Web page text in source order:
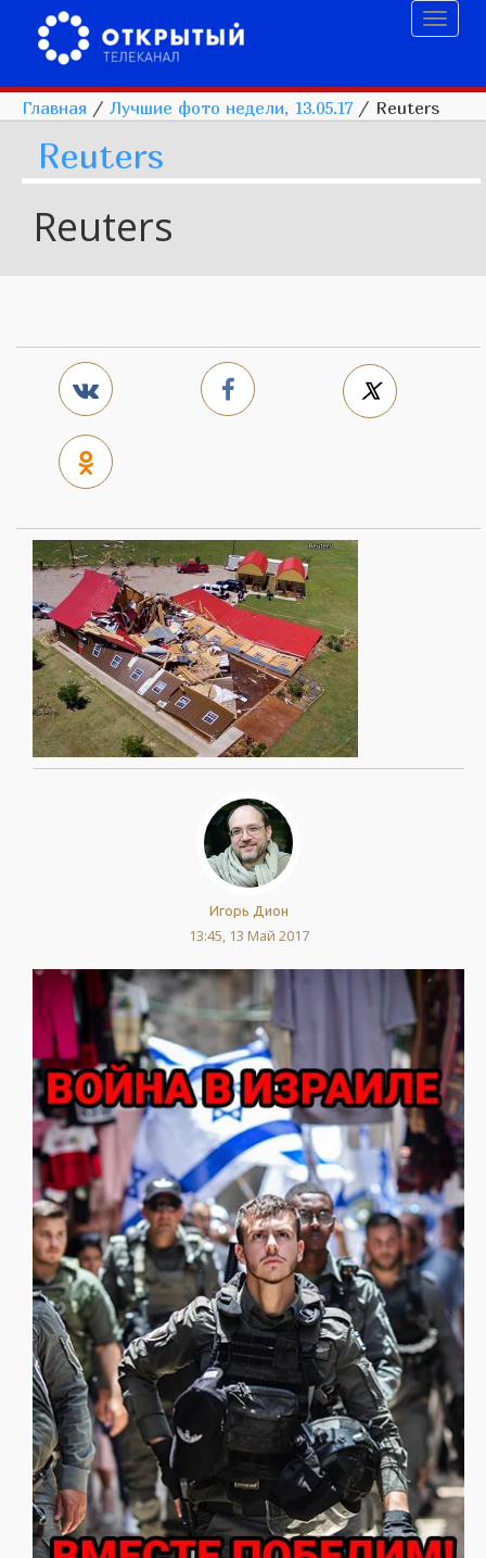
Главная / Лучшие фото недели, 13.05.17/ Reuters
Reuters
Reuters
Игорь Дион
13:45, 13 Май 2017